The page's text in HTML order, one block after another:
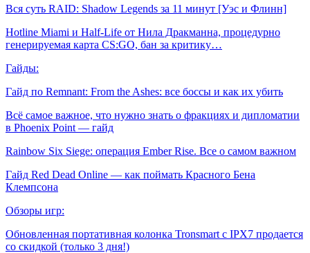
Вся суть RAID: Shadow Legends за 11 минут [Уэс и Флинн]
Hotline Miami и Half-Life от Нила Дракманна, процедурно
генерируемая карта CS:GO, бан за критику…
Гайды:
Гайд по Remnant: From the Ashes: все боссы и как их убить
Всё самое важное, что нужно знать о фракциях и дипломатии
в Phoenix Point — гайд
Rainbow Six Siege: операция Ember Rise. Все о самом важном
Гайд Red Dead Online — как поймать Красного Бена
Клемпсона
Обзоры игр:
Обновленная портативная колонка Tronsmart с IPX7 продается
со скидкой (только 3 дня!)